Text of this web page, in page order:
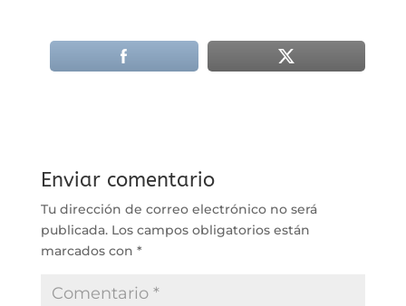
Enviar comentario
Tu dirección de correo electrónico no será
publicada. Los campos obligatorios están
marcados con *